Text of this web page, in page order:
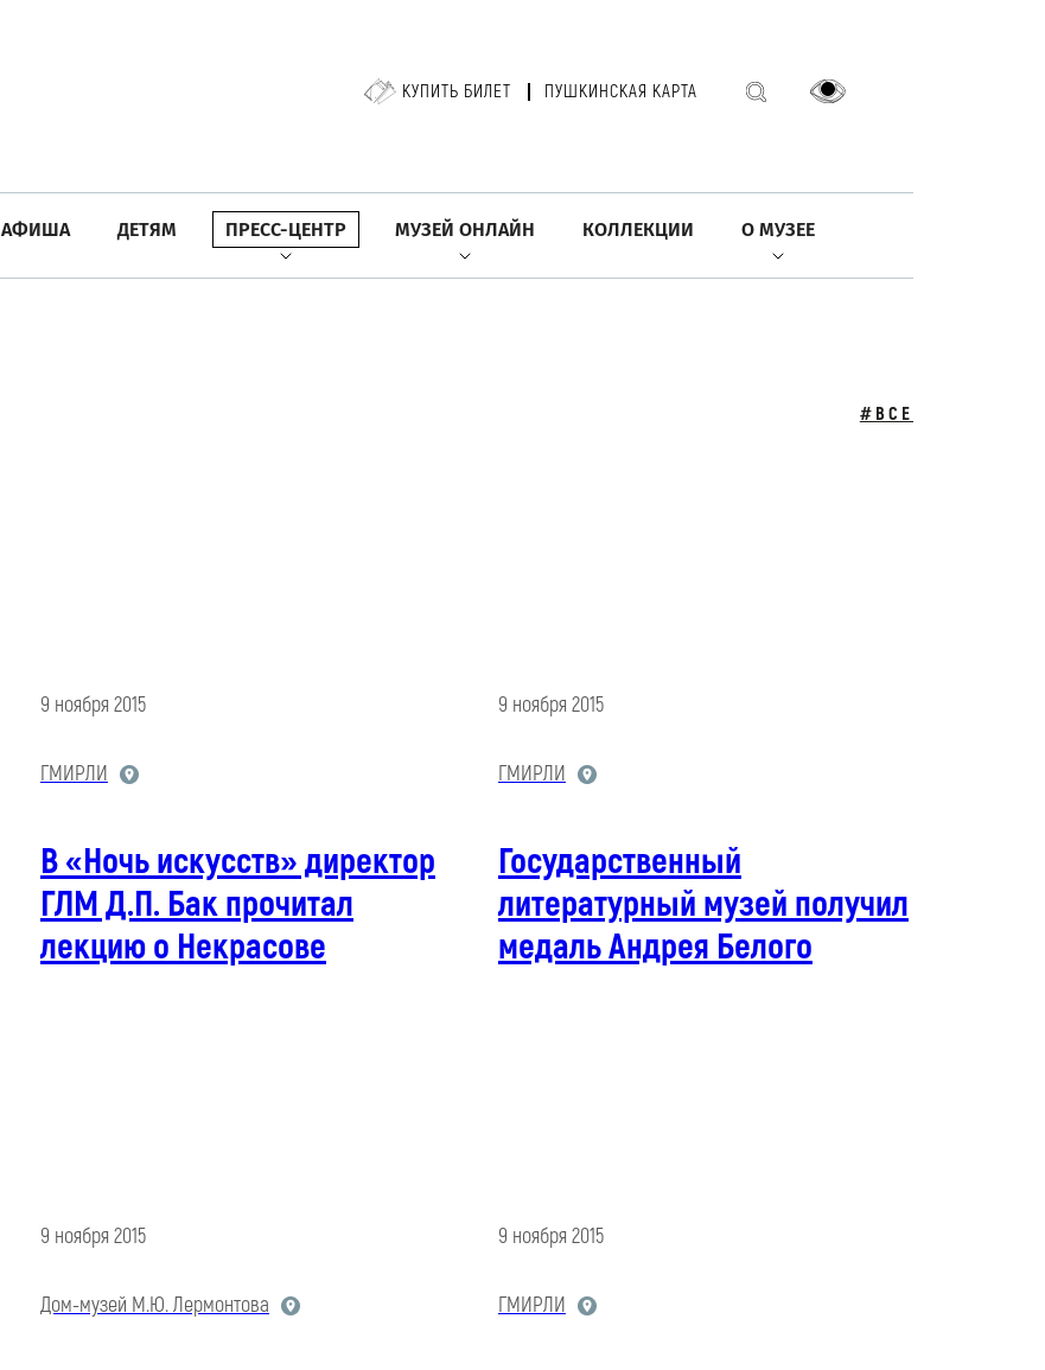
КУПИТЬ БИЛЕТ ПУШКИНСКАЯ КАРТА
АФИША ДЕТЯМ ПРЕСС-ЦЕНТР МУЗЕЙ ОНЛАЙН КОЛЛЕКЦИИ О МУЗЕЕ
#ВСЕ
9 ноября 2015
ГМИРЛИ
В «Ночь искусств» директор
ГЛМ Д.П. Бак прочитал
лекцию о Некрасове
9 ноября 2015
ГМИРЛИ
Государственный
литературный музей получил
медаль Андрея Белого
9 ноября 2015
Дом-музей М.Ю. Лермонтова
9 ноября 2015
ГМИРЛИ